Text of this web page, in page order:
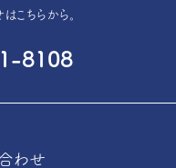
こちらから。
8108
わせ